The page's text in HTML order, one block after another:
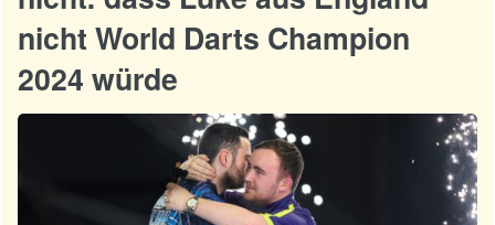
nicht World Darts Champion
2024 würde